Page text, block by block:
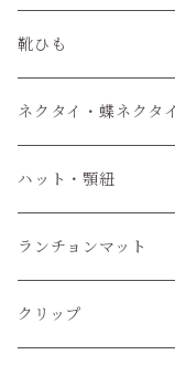
靴ひも
ネクタイ・蝶ネクタイ
ワンタッチネクタイ
蝶ネクタイ
ハット・顎紐
ランチョンマット
クリップ